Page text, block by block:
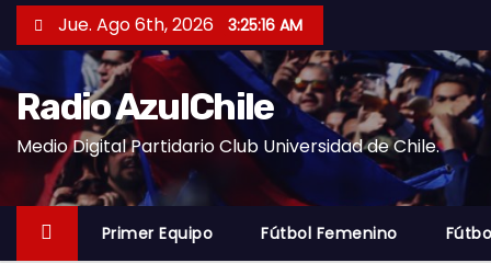
a
l
t
Jue. Ago 6th, 2026 3:25:17 AM
Radio AzulChile
Medio Digital Partidario Club Universidad de Chile.
Primer Equipo Fútbol Femenino